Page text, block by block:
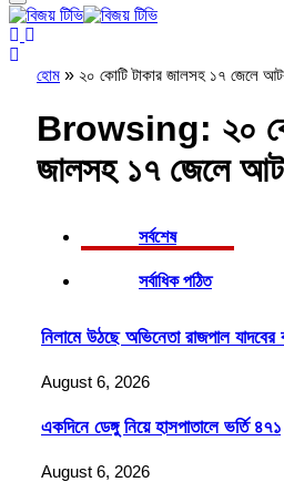
হোম » ২০ কোটি টাকার জালসহ ১৭ জেলে
Browsing: ২০
জালসহ ১৭ জেলে
সর্বশেষ
সর্বাধিক পঠিত
নিলামে উঠছে অভিনেতা রাজপাল যাদবের
August 6, 2026
একদিনে ডেঙ্গু নিয়ে হাসপাতালে ভর্তি ৪৭১
August 6, 2026